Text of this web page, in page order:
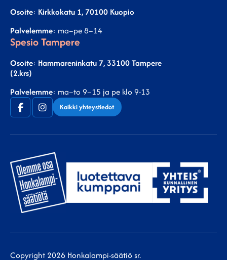
Osoite: Kirkkokatu 1, 70100 Kuopio
Palvelemme: ma–pe 8–14
Spesio Tampere
Osoite: Hammareninkatu 7, 33100 Tampere
(2.krs)
Palvelemme: ma–to 9–15 ja pe klo 9-13
FacebookInstagramKaikki yhteystiedot
Copyright 2026 Honkalampi-säätiö sr.